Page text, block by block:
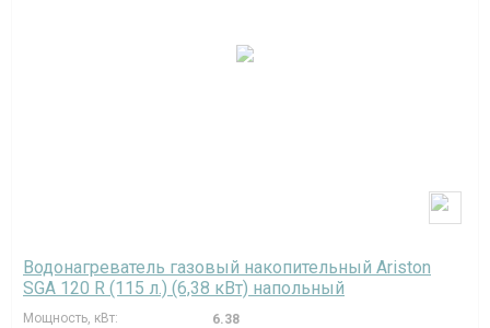
Водонагреватель газовый накопительный Ariston
SGA 120 R (115 л.) (6,38 кВт) напольный
Мощность, кВт:
6.38